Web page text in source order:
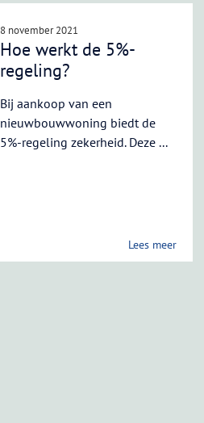
8 november 2021
Hoe werkt de 5%-
regeling?
Bij aankoop van een
nieuwbouwwoning biedt de
5%-regeling zekerheid. Deze ...
Lees meer